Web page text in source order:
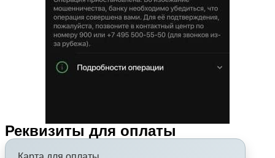
Реквизиты для оплаты